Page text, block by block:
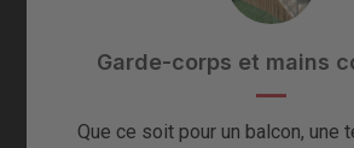
Garde-corps et mains
Que ce soit pour un balcon, une